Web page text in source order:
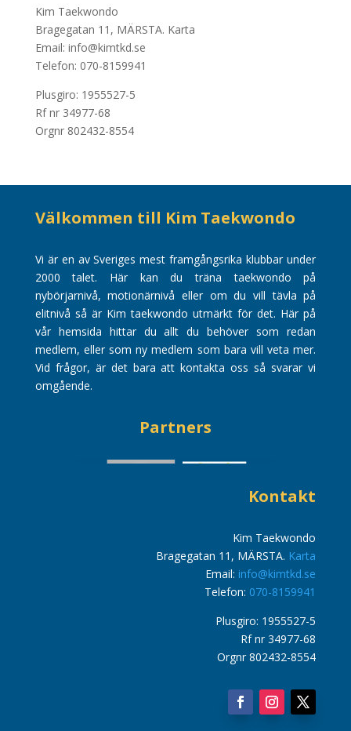
Kim Taekwondo
Bragegatan 11, MÄRSTA. Karta
Email: info@kimtkd.se
Telefon: 070-8159941
Plusgiro: 1955527-5
Rf nr 34977-68
Orgnr 802432-8554
Välkommen till Kim Taekwondo
Vi är en av Sveriges mest framgångsrika klubbar under
2000 talet. Här kan du träna taekwondo på
nybörjarnivå, motionärnivå eller om du vill tävla på
elitnivå så är Kim taekwondo utmärkt för det. Här på
vår hemsida hittar du allt du behöver som redan
medlem, eller som ny medlem som bara vill veta mer.
Vid frågor, är det bara att kontakta oss så svarar vi
omgående.
Partners
Kontakt
Kim Taekwondo
Bragegatan 11, MÄRSTA. Karta
Email: info@kimtkd.se
Telefon: 070-8159941
Plusgiro: 1955527-5
Rf nr 34977-68
Orgnr 802432-8554